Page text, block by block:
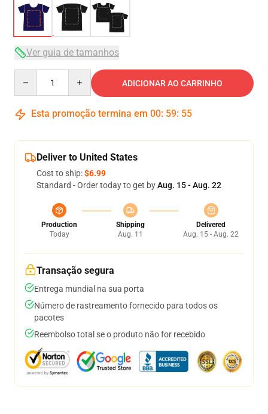
Ver guia de tamanhos
ADICIONAR AO CARRINHO
Esta promoção termina em 00: 59: 54
Deliver to United States
Cost to ship:$6.99
Standard - Order today to get byAug. 15 - Aug. 22
Production
Today
Shipping
Aug. 11
Delivered
Aug. 15 - Aug. 22
Transação segura
Entrega mundial na sua porta
Número de rastreamento fornecido para todos os
pacotes
Reembolso total se o produto não for recebido